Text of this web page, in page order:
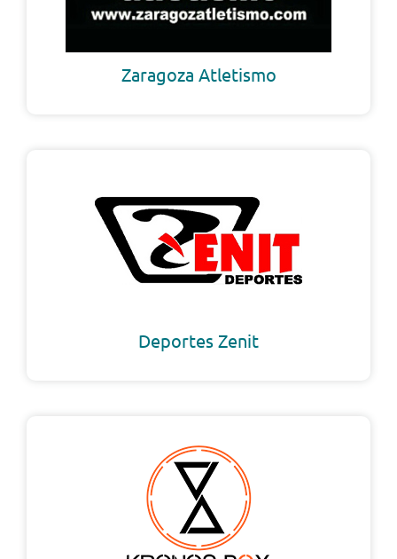
Zaragoza Atletismo
Deportes Zenit